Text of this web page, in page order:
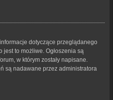
dotyczące przeglądanego
jest to możliwe. Ogłoszenia są
w którym zostały napisane.
są nadawane przez administratora